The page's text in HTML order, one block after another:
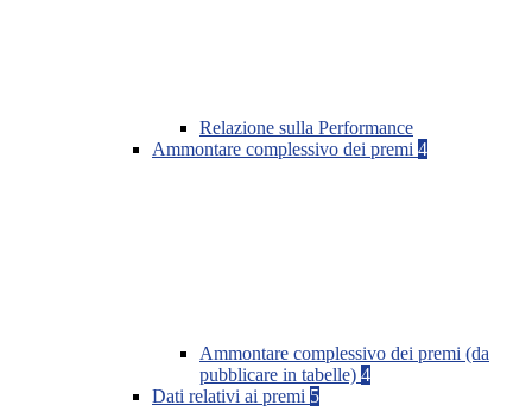
Relazione sulla Performance
Ammontare complessivo dei premi 4
Ammontare complessivo dei premi (da
pubblicare in tabelle) 4
Dati relativi ai premi 5